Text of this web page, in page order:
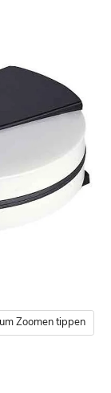
Zoomen tippen